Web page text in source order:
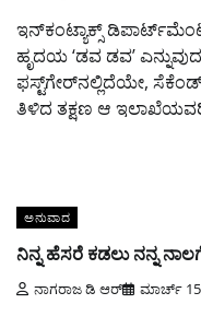
ಇನ್‌ಕಂಟ್ಯಾಕ್ಸ್
ಹೃದಯ ‘ಡವ ಡವ’
ಫಸ್ಟ್‌ಗೇರ್‌ನಲ್ಲಿದೆಯೇ,
ತಿಳಿದ ತಕ್ಷಣ ಆ
ಅನುವಾದ
ನಿನ್ನ ಹೆಸರೆ ಕಡಲು ನನ್ನ
ನಾಗರಾಜ ಡಿ ಆರ್ ಮಾರ್ಚ್